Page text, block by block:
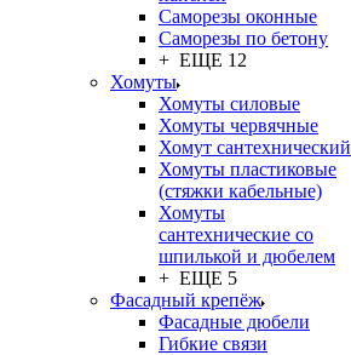
Саморезы оконные
Саморезы по бетону
+ ЕЩЕ 12
Хомуты
Хомуты силовые
Хомуты червячные
Хомут сантехнический
Хомуты пластиковые
(стяжки кабельные)
Хомуты
сантехнические со
шпилькой и дюбелем
+ ЕЩЕ 5
Фасадный крепёж
Фасадные дюбели
Гибкие связи